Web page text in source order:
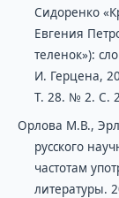
Сидоренко
Евгения
теленок»):
И. Герцена,
Т. 28. № 2. С.
Орлова М.В.,
русского
частотам
литературы.